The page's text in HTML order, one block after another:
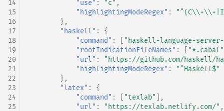
14
15
16
17
18
19
20
21
22
23
24
25
"use" : "c" ,
"highlightingModeRegex" :
},
"haskell" :
{
"command" :
"haskell-language-
"rootIndicationFileNames" :
"*.cabal"
"url" :
"https://github.com/haskell/
"highlightingModeRegex" :
"^Haskell$"
},
"latex" :
{
"command" : "texlab"
],
"url" : "https://texlab.netlify.com/" ,